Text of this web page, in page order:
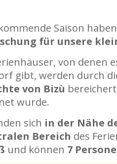
Saison
für unsere
von denen
gibt, werden durch
von Bizù
wurde.
sich in der Nähe
Bereich des
und können 7